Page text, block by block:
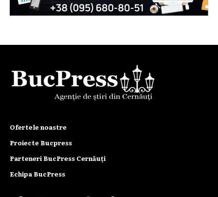
Ofertele noastre
Proiecte Bucpress
Parteneri BucPress Cernăuți
Echipa BucPress